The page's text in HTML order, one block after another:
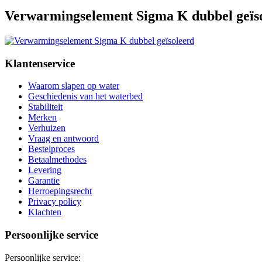
Verwarmingselement Sigma K dubbel
Klantenservice
Waarom slapen op water
Geschiedenis van het waterbed
Stabiliteit
Merken
Verhuizen
Vraag en antwoord
Bestelproces
Betaalmethodes
Levering
Garantie
Herroepingsrecht
Privacy policy
Klachten
Persoonlijke service
Persoonlijke service: